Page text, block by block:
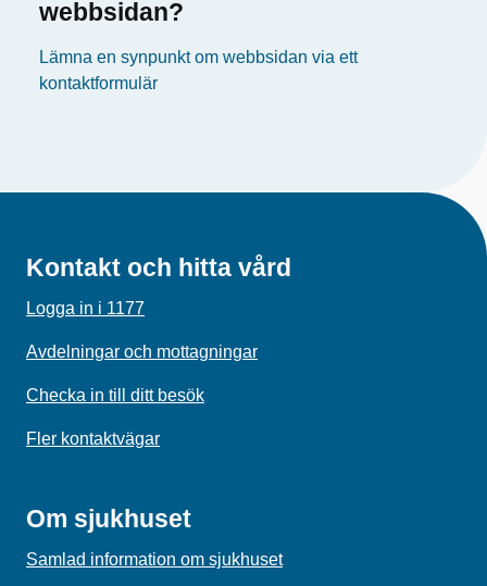
webbsidan?
Lämna en synpunkt om webbsidan via ett
kontaktformulär
Kontakt och hitta vård
Logga in i 1177
Avdelningar och mottagningar
Checka in till ditt besök
Fler kontaktvägar
Om sjukhuset
Samlad information om sjukhuset